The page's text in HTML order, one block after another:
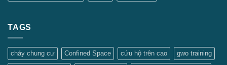
TAGS
cháy chung cư Confined Space cứu hộ trên cao gwo training